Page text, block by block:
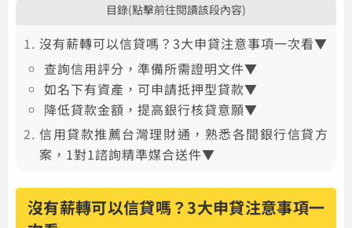
目錄(點擊前往閱讀該段內容)
沒有薪轉可以信貸嗎？3大申貸注意事項一次看▼
查詢信用評分，準備所需證明文件▼
如名下有資產，可申請抵押型貸款▼
降低貸款金額，提高銀行核貸意願▼
信用貸款推薦台灣理財通，熟悉各間銀行信貸方
案，1對1諮詢精準媒合送件▼
沒有薪轉可以信貸嗎？3大申貸注意事項一